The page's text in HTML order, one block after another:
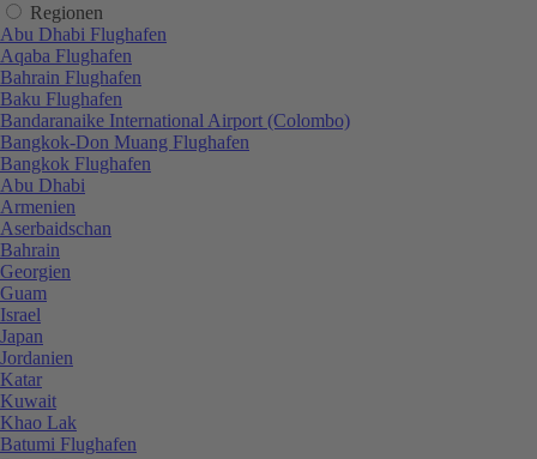
Regionen
Abu Dhabi Flughafen
Aqaba Flughafen
Bahrain Flughafen
Baku Flughafen
Bandaranaike International Airport (Colombo)
Bangkok-Don Muang Flughafen
Bangkok Flughafen
Abu Dhabi
Armenien
Aserbaidschan
Bahrain
Georgien
Guam
Israel
Japan
Jordanien
Katar
Kuwait
Khao Lak
Batumi Flughafen